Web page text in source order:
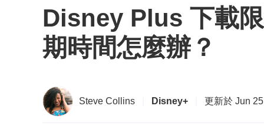
Disney Plus 下載
期時間怎麼辦？
Steve Collins Disney+ 更新於 Jun